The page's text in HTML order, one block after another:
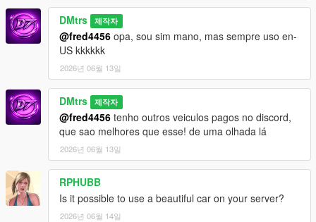
DMtrs 제작자
@fred4456 opa, sou sim mano, mas sempre uso en-
US kkkkkk
2026년 06월 13일
DMtrs 제작자
@fred4456 tenho outros veiculos pagos no discord,
que sao melhores que esse! de uma olhada lá
2026년 06월 13일
RPHUBB
Is it possible to use a beautiful car on your server?
2026년 06월 14일